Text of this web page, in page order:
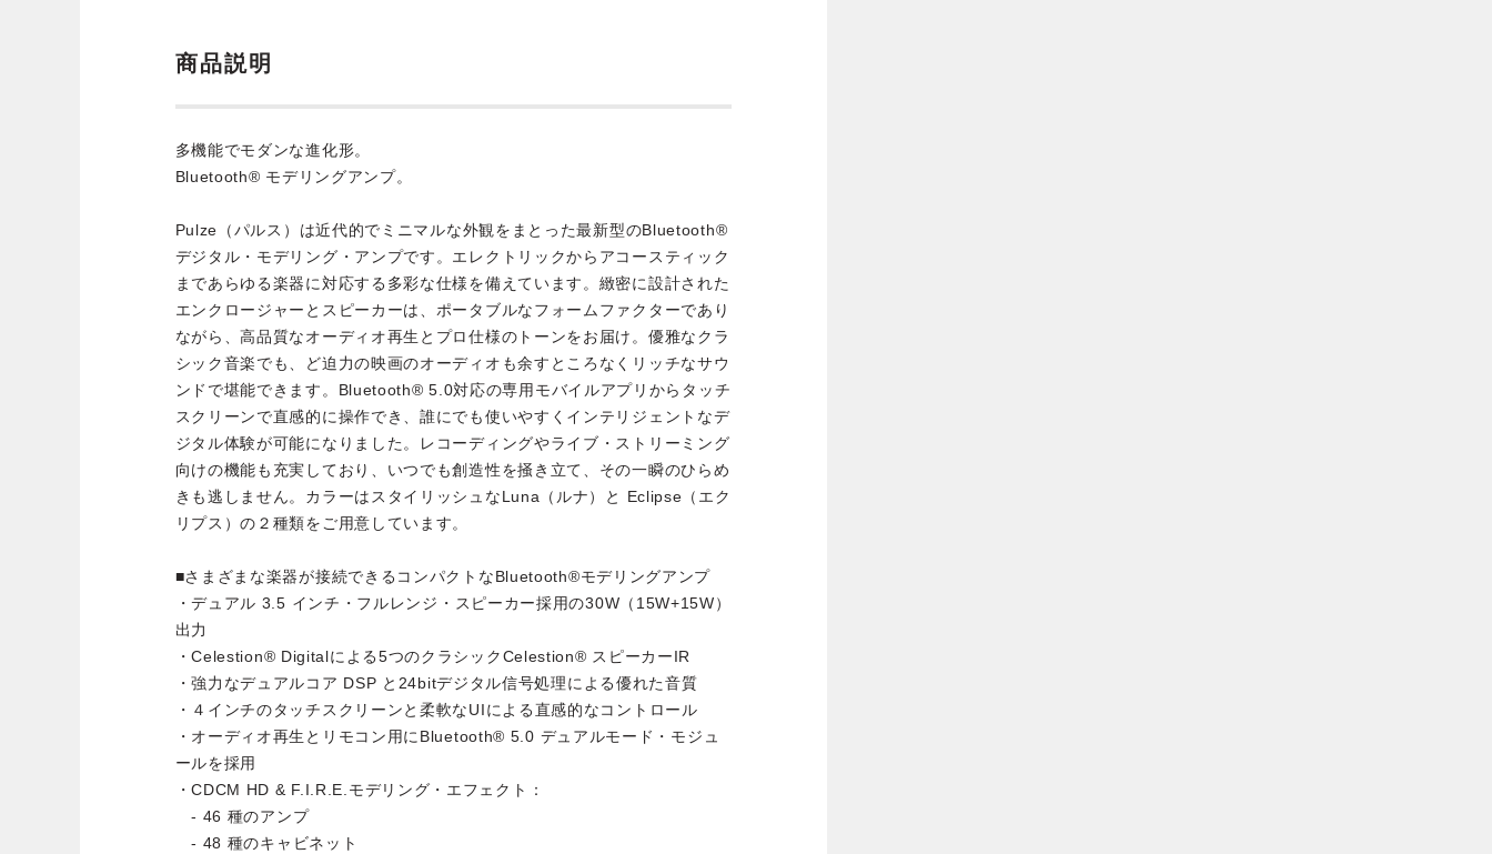
商品説明
多機能でモダンな進化形。
Bluetooth® モデリングアンプ。
Pulze（パルス）は近代的でミニマルな外観をまとった最新型のBluetooth®
デジタル・モデリング・アンプです。エレクトリックからアコースティック
まであらゆる楽器に対応する多彩な仕様を備えています。緻密に設計された
エンクロージャーとスピーカーは、ポータブルなフォームファクターであり
ながら、高品質なオーディオ再生とプロ仕様のトーンをお届け。優雅なクラ
シック音楽でも、ど迫力の映画のオーディオも余すところなくリッチなサウ
ンドで堪能できます。Bluetooth® 5.0対応の専用モバイルアプリからタッチ
スクリーンで直感的に操作でき、誰にでも使いやすくインテリジェントなデ
ジタル体験が可能になりました。レコーディングやライブ・ストリーミング
向けの機能も充実しており、いつでも創造性を掻き立て、その一瞬のひらめ
きも逃しません。カラーはスタイリッシュなLuna（ルナ）と Eclipse（エク
リプス）の２種類をご用意しています。
■さまざまな楽器が接続できるコンパクトなBluetooth®モデリングアンプ
・デュアル 3.5 インチ・フルレンジ・スピーカー採用の30W（15W+15W）
出力
・Celestion® Digitalによる5つのクラシックCelestion® スピーカーIR
・強力なデュアルコア DSP と24bitデジタル信号処理による優れた音質
・４インチのタッチスクリーンと柔軟なUIによる直感的なコントロール
・オーディオ再生とリモコン用にBluetooth® 5.0 デュアルモード・モジュ
ールを採用
・CDCM HD & F.I.R.E.モデリング・エフェクト：
- 46 種のアンプ
- 48 種のキャビネット